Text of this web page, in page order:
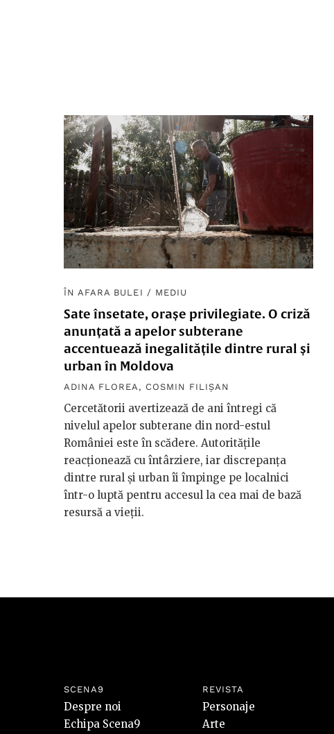
ÎN AFARA BULEI / MEDIU
Sate însetate, orașe privilegiate. O criză
anunțată a apelor subterane
accentuează inegalitățile dintre rural și
urban în Moldova
ADINA FLOREA , COSMIN FILIȘAN
Cercetătorii avertizează de ani întregi că
nivelul apelor subterane din nord-estul
României este în scădere. Autoritățile
reacționează cu întârziere, iar discrepanța
dintre rural și urban îi împinge pe localnici
într-o luptă pentru accesul la cea mai de bază
resursă a vieții.
SCENA9
Despre noi
Echipa Scena9
REVISTA
Personaje
Arte